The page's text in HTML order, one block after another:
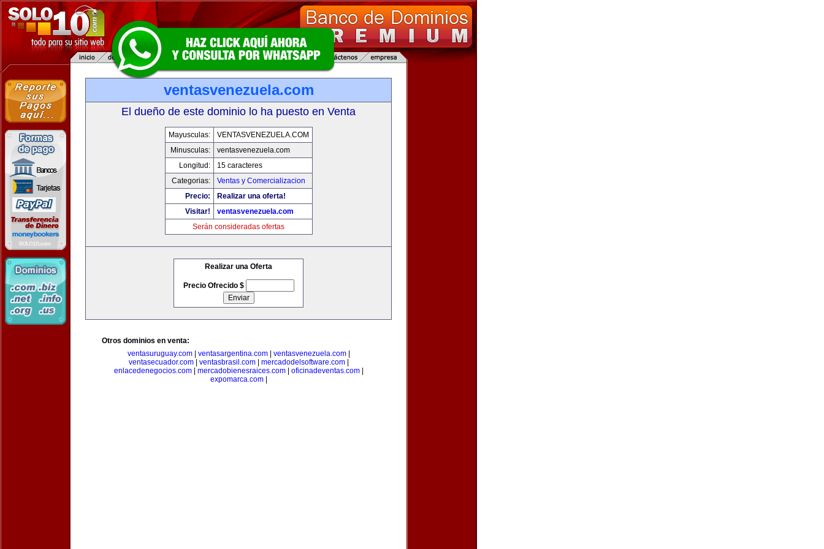
ventasvenezuela.com
El dueño de este dominio lo ha puesto en Venta
Mayusculas:
VENTASVENEZUELA.COM
Minusculas:
ventasvenezuela.com
Longitud:
15 caracteres
Categorias:
Ventas y Comercializacion
Precio:
Realizar una oferta!
Visitar!
ventasvenezuela.com
Serán consideradas ofertas
Realizar una Oferta
Precio Ofrecido $
Otros dominios en venta:
ventasuruguay.com| ventasargentina.com| ventasvenezuela.com|
ventasecuador.com| ventasbrasil.com| mercadodelsoftware.com|
enlacedenegocios.com| mercadobienesraices.com| oficinadeventas.com|
expomarca.com|